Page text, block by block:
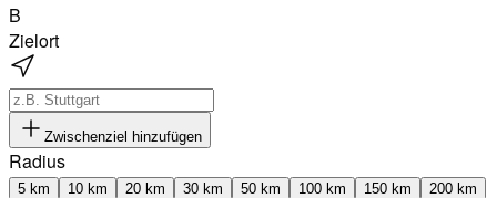
B
Zielort
Zwischenziel hinzufügen
Radius
5 km 10 km 20 km 30 km 50 km 100 km 150 km 200 km